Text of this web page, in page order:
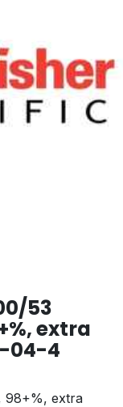
53
extra
04-4
98+%, extra